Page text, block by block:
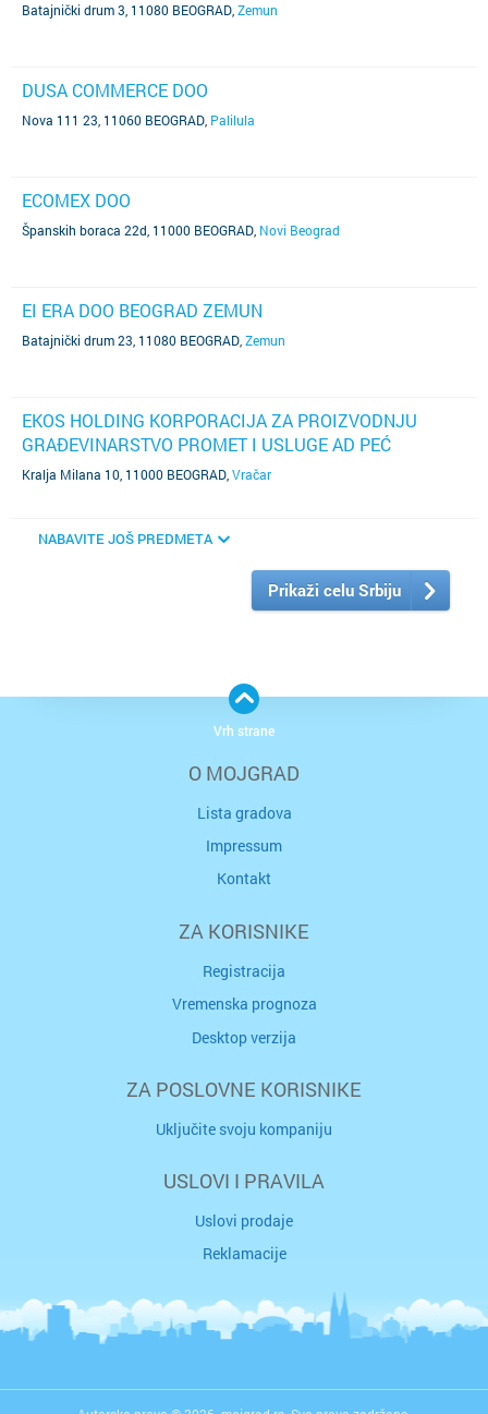
Batajnički drum 3, 11080 BEOGRAD Zemun
DUSA COMMERCE DOO
Nova 111 23, 11060 BEOGRAD Palilula
ECOMEX DOO
Španskih boraca 22d, 11000 BEOGRAD Novi Beograd
EI ERA DOO BEOGRAD ZEMUN
Batajnički drum 23, 11080 BEOGRAD Zemun
EKOS HOLDING KORPORACIJA ZA PROIZVODNJU
GRAĐEVINARSTVO PROMET I USLUGE AD PEĆ
Kralja Milana 10, 11000 BEOGRAD Vračar
NABAVITE JOŠ PREDMETA
Prikaži celu Srbiju
O MOJGRAD
Lista gradova
Impressum
Kontakt
ZA KORISNIKE
Registracija
Vremenska prognoza
Desktop verzija
ZA POSLOVNE KORISNIKE
Uključite svoju kompaniju
USLOVI I PRAVILA
Uslovi prodaje
Reklamacije
Vrh strane